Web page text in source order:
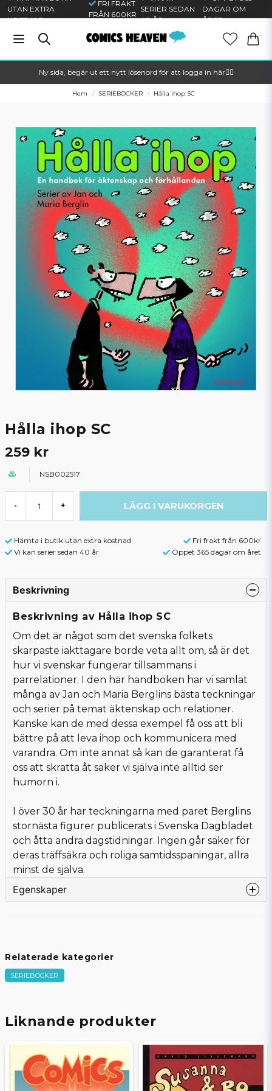
UTAN EXTRA
KOSTNAD
FRI FRAKT
FRÅN 600KR
SERIER SEDAN
40 ÅR
DAGAR OM
ÅRET
Ny sida, begär ut ett nytt lösenord för att logga in här🦸‍♂️
Hem SERIEBÖCKER Hålla ihop SC
Hålla ihop SC
259 kr
NSB002517
- + LÄGG I VARUKORGEN
Hämta i butik utan extra kostnad
Fri frakt från 600kr
Vi kan serier sedan 40 år
Öppet 365 dagar om året
Beskrivning
Beskrivning av Hålla ihop SC
Om det är något som det svenska folkets
skarpaste iakttagare borde veta allt om, så är det
hur vi svenskar fungerar tillsammans i
parrelationer. I den här handboken har vi samlat
många av Jan och Maria Berglins bästa teckningar
och serier på temat äktenskap och relationer.
Kanske kan de med dessa exempel få oss att bli
bättre på att leva ihop och kommunicera med
varandra. Om inte annat så kan de garanterat få
oss att skratta åt saker vi själva inte alltid ser
humorn i.
I över 30 år har teckningarna med paret Berglins
stornästa figurer publicerats i Svenska Dagbladet
och åtta andra dagstidningar. Ingen går säker för
deras träffsäkra och roliga samtidsspaningar, allra
minst de själva.
Egenskaper
Författare
Berglin, Jan och Maria
Tecknare
Relaterade kategorier
SERIEBÖCKER
Liknande produkter